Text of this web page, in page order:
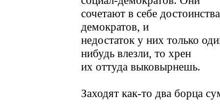
сочетают в себе
демократов, и
недостаток у них только
нибудь влезли, то хрен
их оттуда выковырнешь.
Заходят как-то два борца